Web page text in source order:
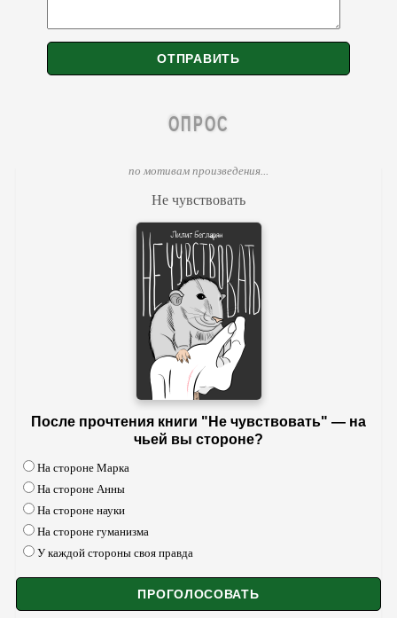
ОПРОС
по мотивам произведения...
Не чувствовать
После прочтения книги "Не чувствовать" — на
чьей вы стороне?
На стороне Марка
На стороне Анны
На стороне науки
На стороне гуманизма
У каждой стороны своя правда